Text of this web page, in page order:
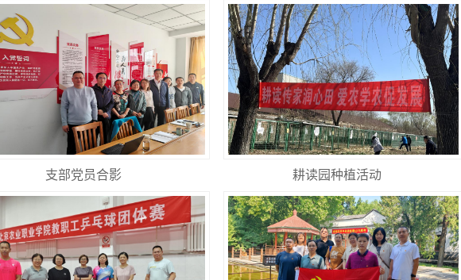
支部党员合影 耕读园种植活动